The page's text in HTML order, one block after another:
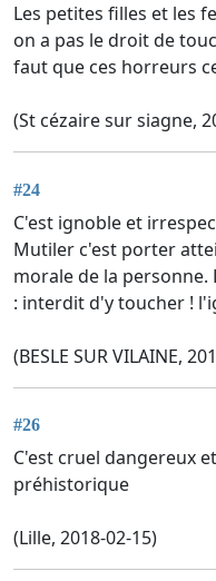
Les petites filles et les
on a pas le droit de
faut que ces horreurs
(St cézaire sur siagne,
#24
C'est ignoble et
Mutiler c'est porter
morale de la
: interdit d'y toucher !
(BESLE SUR VILAINE,
#26
C'est cruel dangereux
préhistorique
(Lille, 2018-02-15)